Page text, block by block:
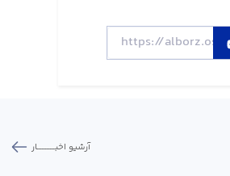
آرشیو اخبـــــــــــار